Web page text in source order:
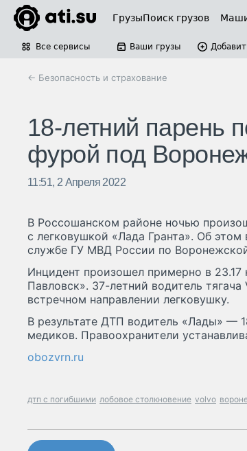
ГрузыПоиск грузов
Все сервисы Ваши грузы
← Безопасность и страхование
18-летний парень
фурой под
11:51, 2 Апреля 2022
В Россошанском районе ночью
с легковушкой «Лада Гранта». Об
службе ГУ МВД России по
Инцидент произошел примерно в
Павловск». 37-летний водитель
встречном направлении легковушку.
В результате ДТП водитель «Лады» —
медиков. Правоохранители
obozvrn.ru
дтп с погибшими лобовое столкновение volvo